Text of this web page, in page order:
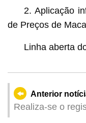
2. Aplicação
de Preços de
Linha aberta
Anterior
Realiza-se o